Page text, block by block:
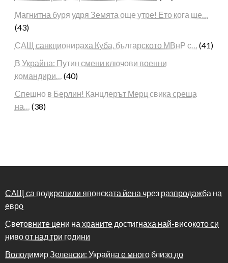
Магнитна буря удря Земята още утре! Ето кога ще…
(43)
САЩ санкционираха Куба, българското МВнР с… (41)
В Украйна: Путин смени ключови военни
командири… (40)
Спешно в Берлин! Канцлерът Мерц свика среща
на… (38)
САЩ са подкрепили японската йена чрез разпродажба на
евро
Световните цени на храните достигнаха най-високото си
ниво от над три години
Володимир Зеленски: Украйна е много близо до